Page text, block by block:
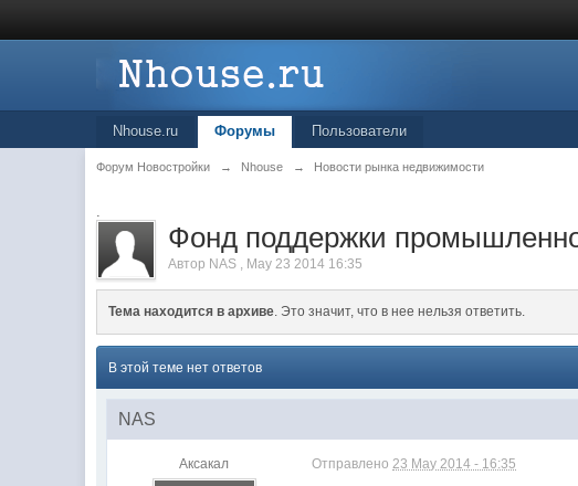
Nhouse.ru Форумы Пользователи
Форум Новостройки → Nhouse → Новости рынка недвижимости
.
Фонд поддержки
Автор NAS , May 23 2014 16:35
Тема находится в архиве. Это значит, что в нее нельзя ответить.
В этой теме нет ответов
NAS
Аксакал Отправлено23 May 2014 - 16:35